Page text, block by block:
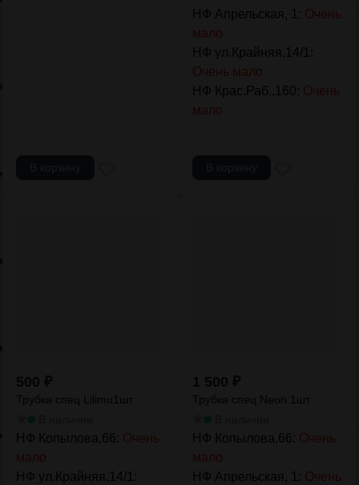
НФ Апрельская, 1: Очень
мало
НФ ул.Крайняя,14/1:
Очень мало
НФ Крас.Раб.,160: Очень
мало
Трубка спец Lilimu1шт
НФ Копылова,66: Очень
мало
НФ ул.Крайняя,14/1:
Трубка спец Neon 1шт
НФ Копылова,66: Очень
мало
НФ Апрельская, 1: Очень